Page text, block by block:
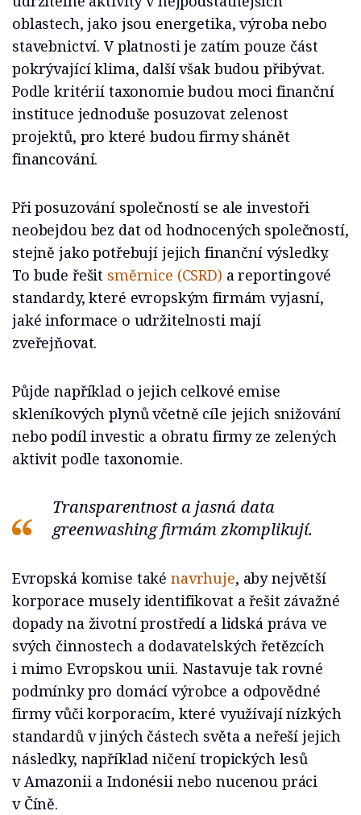
oblastech, jako jsou energetika, výroba nebo
stavebnictví. V platnosti je zatím pouze část
pokrývající klima, další však budou přibývat.
Podle kritérií taxonomie budou moci finanční
instituce jednoduše posuzovat zelenost
projektů, pro které budou firmy shánět
financování.
Při posuzování společností se ale investoři
neobejdou bez dat od hodnocených společností,
stejně jako potřebují jejich finanční výsledky.
To bude řešit směrnice (CSRD) a reportingové
standardy, které evropským firmám vyjasní,
jaké informace o udržitelnosti mají
zveřejňovat.
Půjde například o jejich celkové emise
skleníkových plynů včetně cíle jejich snižování
nebo podíl investic a obratu firmy ze zelených
aktivit podle taxonomie.
Transparentnost a jasná data
greenwashing firmám zkomplikují.
Evropská komise také navrhuje, aby největší
korporace musely identifikovat a řešit závažné
dopady na životní prostředí a lidská práva ve
svých činnostech a dodavatelských řetězcích
i mimo Evropskou unii. Nastavuje tak rovné
podmínky pro domácí výrobce a odpovědné
firmy vůči korporacím, které využívají nízkých
standardů v jiných částech světa a neřeší jejich
následky, například ničení tropických lesů
v Amazonii a Indonésii nebo nucenou práci
v Číně.